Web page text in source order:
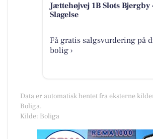
Jættehøjvej 1B Slots Bjergby
Slagelse
Få gratis salgsvurdering på
bolig ›
Data er automatisk hentet fra eksterne
Boliga.
Kilde: Boliga